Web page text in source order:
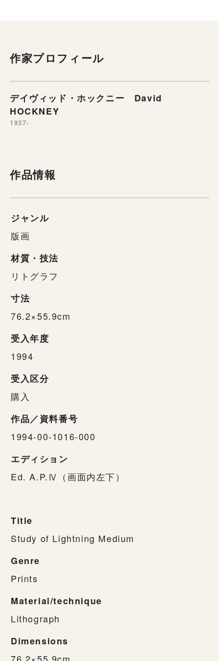
作家プロフィール
デイヴィッド・ホックニー David
HOCKNEY
1937-
作品情報
ジャンル
版画
材質・技法
リトグラフ
寸法
76.2×55.9cm
受入年度
1994
受入区分
購入
作品／資料番号
1994-00-1016-000
エディション
Ed. A.P.Ⅳ（画面内左下）
Title
Study of Lightning Medium
Genre
Prints
Material/technique
Lithograph
Dimensions
76.2×55.9cm